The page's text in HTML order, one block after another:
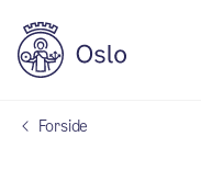
Forside